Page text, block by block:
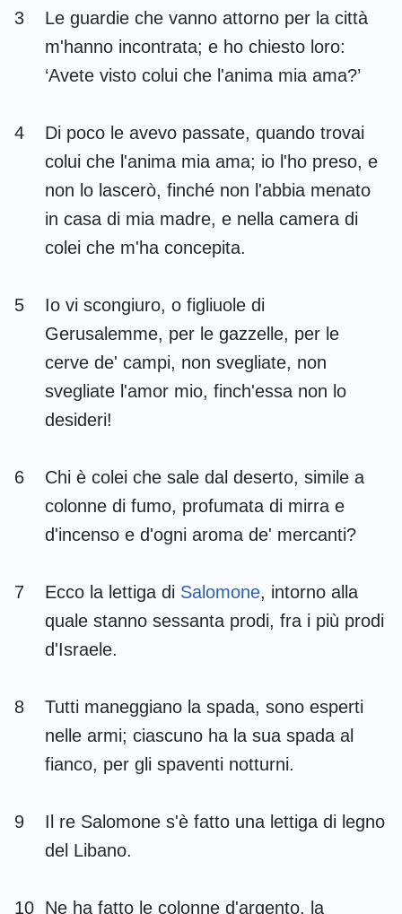
Abdia Giona
Michea Nahum
Habacuc
Aggeo Zaccaria
Malachia
3
Le guardie che vanno attorno per la città
m'hanno incontrata; e ho chiesto loro:
‘Avete visto colui che l'anima mia ama?’
4
Di poco le avevo passate, quando trovai
colui che l'anima mia ama; io l'ho preso, e
non lo lascerò, finché non l'abbia menato
in casa di mia madre, e nella camera di
colei che m'ha concepita.
5
Io vi scongiuro, o figliuole di
Gerusalemme, per le gazzelle, per le
cerve de' campi, non svegliate, non
svegliate l'amor mio, finch'essa non lo
desideri!
6
Chi è colei che sale dal deserto, simile a
colonne di fumo, profumata di mirra e
d'incenso e d'ogni aroma de' mercanti?
7 Ecco la lettiga di Salomone, intorno alla
quale stanno sessanta prodi, fra i più prodi
d'Israele.
8
Tutti maneggiano la spada, sono esperti
nelle armi; ciascuno ha la sua spada al
fianco, per gli spaventi notturni.
9
Il re Salomone s'è fatto una lettiga di legno
del Libano.
10 Ne ha fatto le colonne d'argento, la